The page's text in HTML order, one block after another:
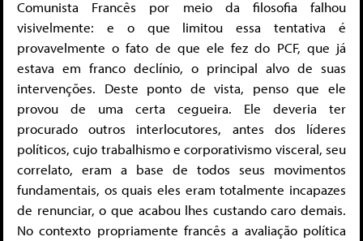
Comunista Francês por meio da filosofia falhou
visivelmente: e o que limitou essa tentativa é
provavelmente o fato de que ele fez do PCF, que já
estava em franco declínio, o principal alvo de suas
intervenções. Deste ponto de vista, penso que ele
provou de uma certa cegueira. Ele deveria ter
procurado outros interlocutores, antes dos líderes
políticos, cujo trabalhismo e corporativismo visceral, seu
correlato, eram a base de todos seus movimentos
fundamentais, os quais eles eram totalmente incapazes
de renunciar, o que acabou lhes custando caro demais.
No contexto propriamente francês a avaliação política